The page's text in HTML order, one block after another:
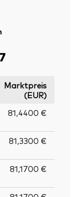
Marktpreis
(EUR)
81,4400 €
81,3300 €
81,1700 €